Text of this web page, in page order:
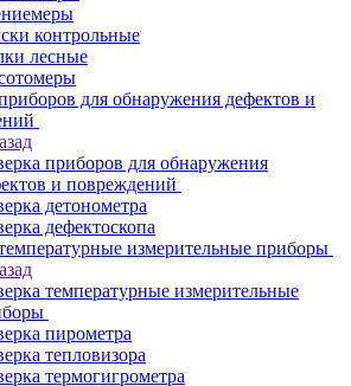
контрольные
лесные
для обнаружения дефектов и
приборов для обнаружения
и повреждений
детонометра
дефектоскопа
измерительные приборы
температурные измерительные
пирометра
тепловизора
термогигрометра